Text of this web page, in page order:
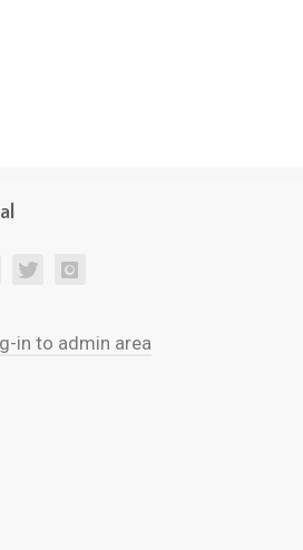
in to admin area